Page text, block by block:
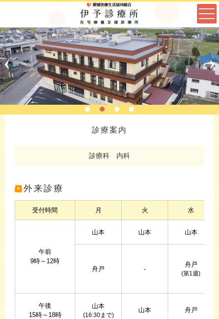
診療案内
診療科 内科
外来診療
受付時間 月 火 水
午前
9時～12時
山本 山本 山本
舟戸 -
舟戸
(第1週)
午後
15時～18時
山本
(16:30まで)
山本 舟戸